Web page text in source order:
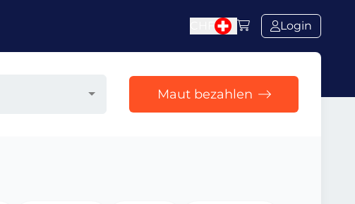
Login
Maut bezahlen